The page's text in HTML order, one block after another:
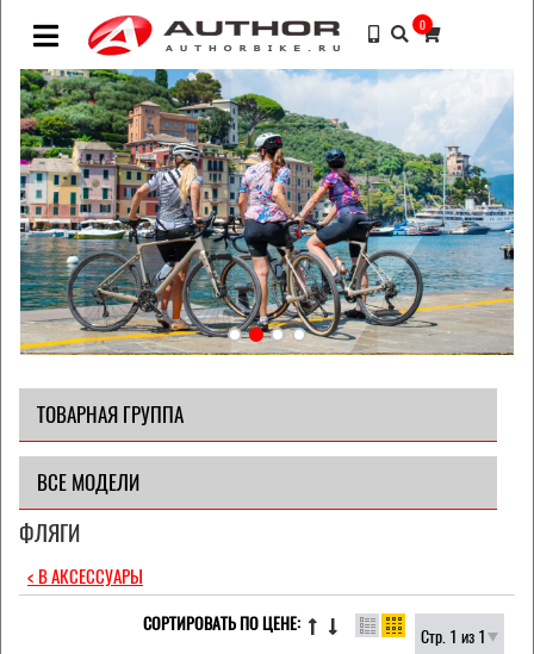
0
ТОВАРНАЯ ГРУППА
ВСЕ МОДЕЛИ
ФЛЯГИ
< В АКСЕССУАРЫ
Стр. 1 из 1
СОРТИРОВАТЬ ПО ЦЕНЕ: